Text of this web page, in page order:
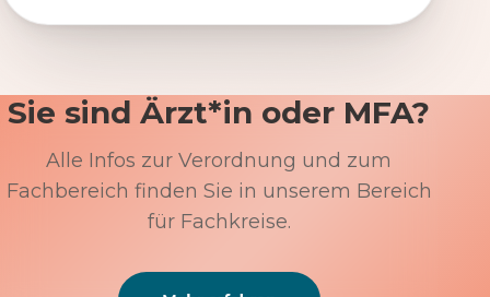
Sie sind Ärzt*in oder MFA?
Alle Infos zur Verordnung und zum
Fachbereich finden Sie in unserem Bereich
für Fachkreise.